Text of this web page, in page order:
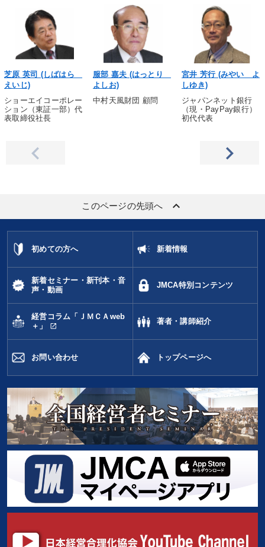
芝原 英司 (しばはら
えいじ)
ショーエイコーポレー
ション（東証一部）代
表取締役社長
服部 嘉夫 (はっとり
よしお)
中村天風財団 顧問
宮井 芳行 (みやい よ
しゆき)
ジャパンネット銀行
（現・PayPay銀行）
初代代表
このページの先頭へ keyboard_arrow_up
初めての方へ 新着情報
新着セミナー・新刊本・音
声・動画
JMCA特別コンテンツ
経営コラム「ＪＭＣＡweb
＋」
open_in_new
著者・講師紹介
お問い合わせ トップページへ